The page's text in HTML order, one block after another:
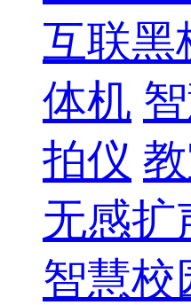
互联黑
体机
拍仪
无感扩
智慧校